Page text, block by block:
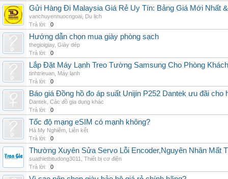
Gửi Hàng Đi Malaysia Giá Rẻ Uy Tín: Bảng Giá Mới Nhất
vanchuyennuocngoai Du lịch
Trả lời:
0
Hướng dẫn chọn mua giày phòng sạch
thegioigiay, Giày dép
Trả lời:
0
Lắp Đặt Máy Lạnh Treo Tường Samsung Cho Phòng Khách
tinhtrieuan Máy lạnh
Trả lời:
0
Báo giá Đồng hồ đo áp suất Unijin P252 Dantek ưu đãi cho
Dantek Các đồ gia dụng khác
Trả lời:
0
Tốc độ mạng eSIM có mạnh không?
Hà My Nghiêm Liên kết
Trả lời:
0
Thường Xuyên Sửa Servo Lỗi Encoder,Nguyên Nhân Mất
suathietbitudong3011
Thiết bị cơ điện
Trả lời:
0